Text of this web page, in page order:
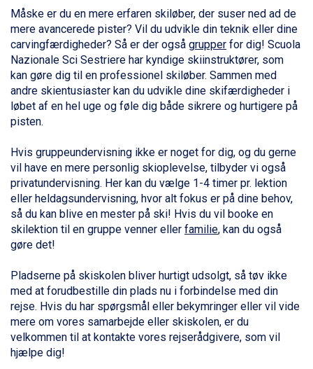
Ischgl fra DKK 7.095
St. Anton fra DKK 7.245
Zell am See fra DKK 4.095
Livigno fra DKK 4.145
Canazei fra DKK 4.745
Ponte di Legno fra DKK 4.745
Sauze dOulx fra DKK 4.045
Alleghe fra DKK 5.595
Arabba fra DKK 7.045
La Thuile fra DKK 4.595
Val Thorens fra DKK 5.395
Cervinia fra DKK 5.295
Sölden fra DKK 8.445
Bad Hofgastein fra DKK 5.495
Passo Tonale fra DKK 3.795
Champoluc fra DKK 3.795
Sestriere fra DKK 4.395
Fieberbrunn fra DKK 6.145
Wagrain fra DKK 4.645
Ischgl fra DKK 7.095
St. Anton fra DKK 7.245
Zell am See fra DKK 4.095
Måske er du en mere erfaren skiløber, der suser ned ad de
mere avancerede pister? Vil du udvikle din teknik eller dine
carvingfærdigheder? Så er der også grupper for dig! Scuola
Nazionale Sci Sestriere har kyndige skiinstruktører, som
kan gøre dig til en professionel skiløber. Sammen med
andre skientusiaster kan du udvikle dine skifærdigheder i
løbet af en hel uge og føle dig både sikrere og hurtigere på
pisten.
Hvis gruppeundervisning ikke er noget for dig, og du gerne
vil have en mere personlig skioplevelse, tilbyder vi også
privatundervisning. Her kan du vælge 1-4 timer pr. lektion
eller heldagsundervisning, hvor alt fokus er på dine behov,
så du kan blive en mester på ski! Hvis du vil booke en
skilektion til en gruppe venner eller familie, kan du også
gøre det!
Pladserne på skiskolen bliver hurtigt udsolgt, så tøv ikke
med at forudbestille din plads nu i forbindelse med din
rejse. Hvis du har spørgsmål eller bekymringer eller vil vide
mere om vores samarbejde eller skiskolen, er du
velkommen til at kontakte vores rejserådgivere, som vil
hjælpe dig!